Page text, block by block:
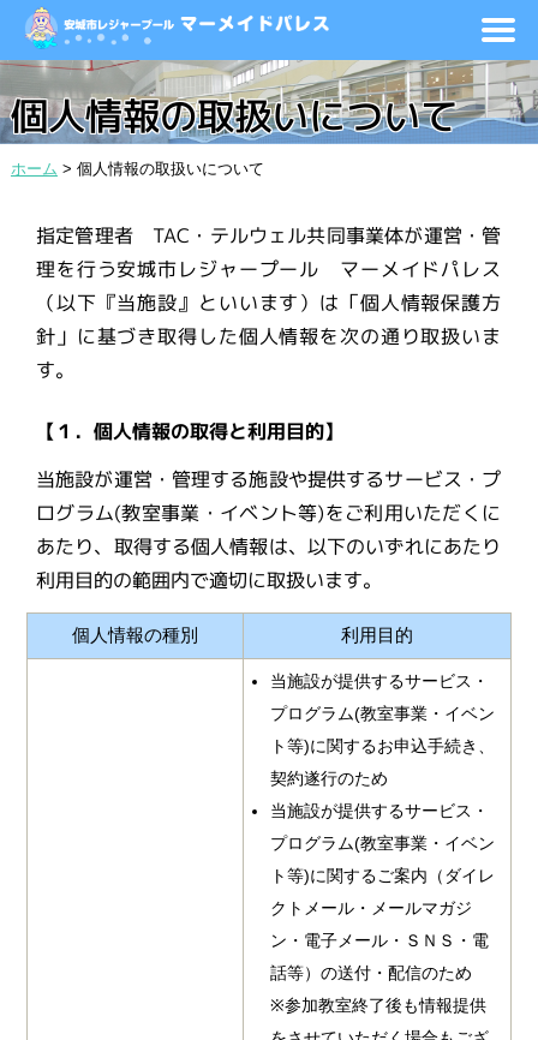
個人情報の取扱いについて
ホーム > 個人情報の取扱いについて
指定管理者 TAC・テルウェル共同事業体が運営・管
理を行う安城市レジャープール マーメイドパレス
（以下『当施設』といいます）は「個人情報保護方
針」に基づき取得した個人情報を次の通り取扱いま
す。
【１．個人情報の取得と利用目的】
当施設が運営・管理する施設や提供するサービス・プ
ログラム(教室事業・イベント等)をご利用いただくに
あたり、取得する個人情報は、以下のいずれにあたり
利用目的の範囲内で適切に取扱います。
個人情報の種別 利用目的
当施設が提供するサービス・
プログラム(教室事業・イベン
ト等)に関するお申込手続き、
契約遂行のため
当施設が提供するサービス・
プログラム(教室事業・イベン
ト等)に関するご案内（ダイレ
クトメール・メールマガジ
ン・電子メール・ＳＮＳ・電
話等）の送付・配信のため
※参加教室終了後も情報提供